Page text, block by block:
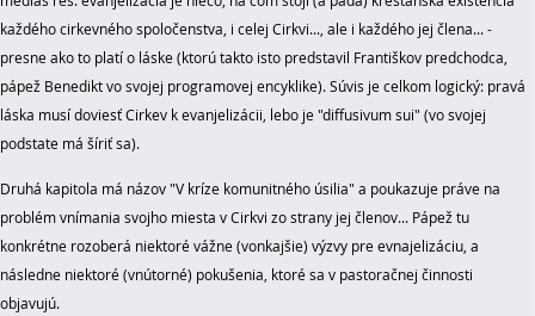
každého cirkevného spoločenstva, i celej Cirkvi..., ale i každého jej člena... -
presne ako to platí o láske (ktorú takto isto predstavil Františkov predchodca,
pápež Benedikt vo svojej programovej encyklike). Súvis je celkom logický: pravá
láska musí doviesť Cirkev k evanjelizácii, lebo je "diffusivum sui" (vo svojej
podstate má šíriť sa).
Druhá kapitola má názov "V kríze komunitného úsilia" a poukazuje práve na
problém vnímania svojho miesta v Cirkvi zo strany jej členov... Pápež tu
konkrétne rozoberá niektoré vážne (vonkajšie) výzvy pre evnajelizáciu, a
následne niektoré (vnútorné) pokušenia, ktoré sa v pastoračnej činnosti
objavujú.